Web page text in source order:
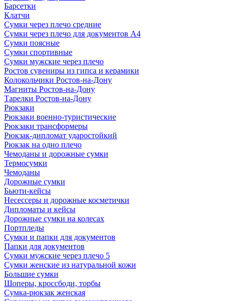
Барсетки
Клатчи
Сумки через плечо средние
Сумки через плечо для документов А4
Сумки поясные
Сумки спортивные
Сумки мужские через плечо
Ростов сувениры из гипса и керамики
Колокольчики Ростов-на-Дону
Магниты Ростов-на-Дону
Тарелки Ростов-на-Дону
Рюкзаки
Рюкзаки военно-туристические
Рюкзаки трансформеры
Рюкзак-дипломат ударостойкий
Рюкзак на одно плечо
Чемоданы и дорожные сумки
Термосумки
Чемоданы
Дорожные сумки
Бьюти-кейсы
Несессеры и дорожные косметички
Дипломаты и кейсы
Дорожные сумки на колесах
Портпледы
Сумки и папки для документов
Папки для документов
Сумки мужские через плечо 5
Сумки женские из натуральной кожи
Большие сумки
Шоперы, кроссбоди, торбы
Сумка-рюкзак женская